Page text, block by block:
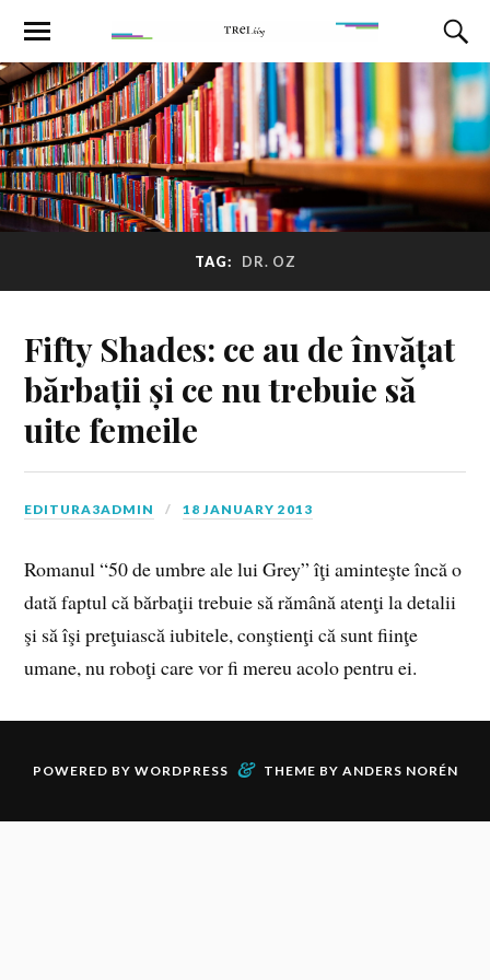
TAG: DR. OZ
Fifty Shades: ce au de învățat
bărbații și ce nu trebuie să
uite femeile
EDITURA3ADMIN 18 JANUARY 2013
Romanul “50 de umbre ale lui Grey” îţi aminteşte încă o
dată faptul că bărbaţii trebuie să rămână atenţi la detalii
şi să îşi preţuiască iubitele, conştienţi că sunt fiinţe
umane, nu roboţi care vor fi mereu acolo pentru ei.
POWERED BY WORDPRESS & THEME BY ANDERS NORÉN